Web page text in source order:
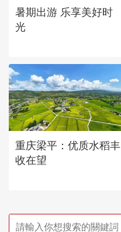
暑期出游 乐享美好时
光
重庆梁平：优质水稻丰
收在望